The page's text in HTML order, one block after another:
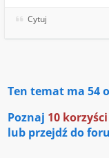
Cytuj
Ten temat ma 54
Poznaj 10 korzyści
lub przejdź do